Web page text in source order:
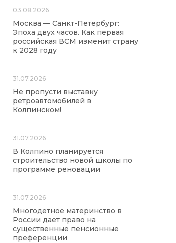
03.08.2026
Москва — Санкт-Петербург:
Эпоха двух часов. Как первая
российская ВСМ изменит страну
к 2028 году
31.07.2026
Не пропусти выставку
ретроавтомобилей в
Колпинском!
31.07.2026
В Колпино планируется
строительство новой школы по
программе реновации
31.07.2026
Многодетное материнство в
России дает право на
существенные пенсионные
преференции